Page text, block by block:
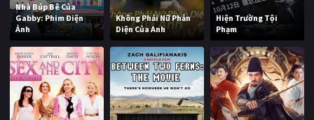
Nhà Búp Bê Của
Gabby: Phim Điện
Ảnh
Không Phải Nữ Phản
Diện Của Anh
Hiện Trường Tội
Phạm